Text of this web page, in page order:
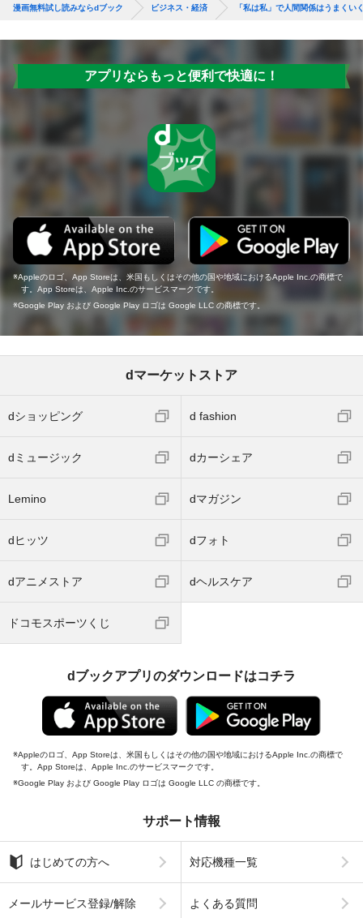
漫画無料試し読みならdブック ビジネス・経済 「私は私」で人間関係はうまくい
アプリならもっと便利で快適に！
Appleのロゴ、App Storeは、米国もしくはその他の国や地域におけるApple Inc.の商標で
す。App Storeは、Apple Inc.のサービスマークです。
Google Play および Google Play ロゴは Google LLC の商標です。
dマーケットストア
dショッピング d fashion
dミュージック dカーシェア
Lemino dマガジン
dヒッツ dフォト
dアニメストア dヘルスケア
ドコモスポーツくじ
dブックアプリのダウンロードはコチラ
Appleのロゴ、App Storeは、米国もしくはその他の国や地域におけるApple Inc.の商標で
す。App Storeは、Apple Inc.のサービスマークです。
Google Play および Google Play ロゴは Google LLC の商標です。
サポート情報
はじめての方へ 対応機種一覧
メールサービス登録/解除 よくある質問